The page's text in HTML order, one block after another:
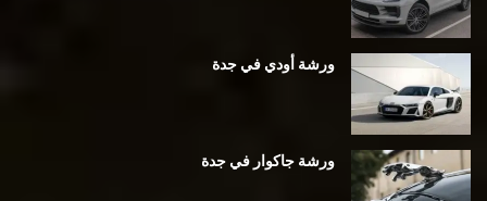
ورشة أودي في جدة
ورشة جاكوار في جدة